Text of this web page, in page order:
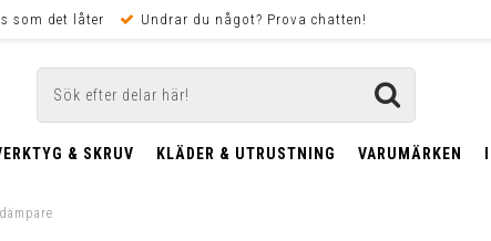
som det låter Undrar du något? Prova chatten!
& SKRUV KLÄDER & UTRUSTNING VARUMÄRKEN